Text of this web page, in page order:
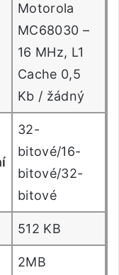
Motorola
MC68030 –
16 MHz, L1
Cache 0,5
Kb / žádný
32-
bitové/16-
bitové/32-
bitové
512 KB
2MB